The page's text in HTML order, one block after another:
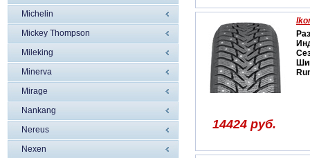
Michelin
Mickey Thompson
Mileking
Minerva
Mirage
Nankang
Nereus
Nexen
14424 руб.